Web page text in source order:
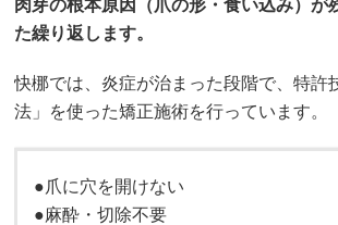
肉芽の根本原因（爪の形・食い込み）が
た繰り返します。
快梛では、炎症が治まった段階で、特許
法」を使った矯正施術を行っています。
●爪に穴を開けない
●麻酔・切除不要